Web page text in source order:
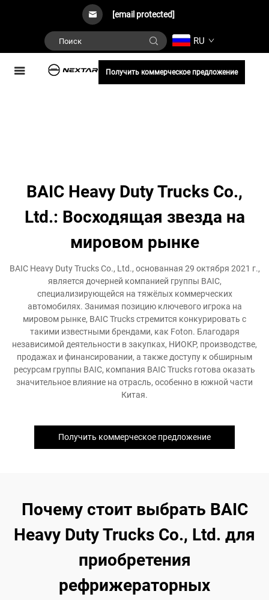
[email protected]
RU
Получить коммерческое предложение
BAIC Heavy Duty Trucks Co.,
Ltd.: Восходящая звезда на
мировом рынке
BAIC Heavy Duty Trucks Co., Ltd., основанная 29 октября 2021 г.,
является дочерней компанией группы BAIC,
специализирующейся на тяжёлых коммерческих
автомобилях. Занимая позицию ключевого игрока на
мировом рынке, BAIC Trucks стремится конкурировать с
такими известными брендами, как Foton. Благодаря
независимой деятельности в закупках, НИОКР, производстве,
продажах и финансировании, а также доступу к обширным
ресурсам группы BAIC, компания BAIC Trucks готова оказать
значительное влияние на отрасль, особенно в южной части
Китая.
Получить коммерческое предложение
Почему стоит выбрать BAIC
Heavy Duty Trucks Co., Ltd. для
приобретения
рефрижераторных